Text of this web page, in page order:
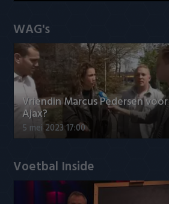
WAG's
Vriendin Marcus Pedersen voor
Ajax?
5 mei 2023 17:00
Voetbal Inside